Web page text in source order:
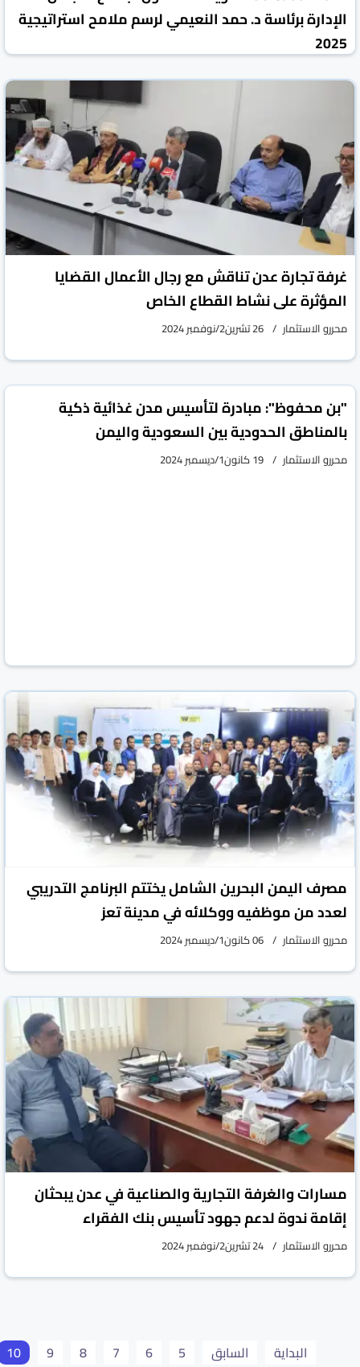
الإدارة برئاسة د. حمد النعيمي لرسم ملامح استراتيجية
2025
غرفة تجارة عدن تناقش مع رجال الأعمال القضايا
المؤثرة على نشاط القطاع الخاص
محررو الاستثمار 26 تشرين2/نوفمبر 2024
"بن محفوظ": مبادرة لتأسيس مدن غذائية ذكية
بالمناطق الحدودية بين السعودية واليمن
محررو الاستثمار 19 كانون1/ديسمبر 2024
مصرف اليمن البحرين الشامل يختتم البرنامج التدريبي
لعدد من موظفيه ووكلائه في مدينة تعز
محررو الاستثمار 06 كانون1/ديسمبر 2024
مسارات والغرفة التجارية والصناعية في عدن يبحثان
إقامة ندوة لدعم جهود تأسيس بنك الفقراء
محررو الاستثمار 24 تشرين2/نوفمبر 2024
البداية السابق 5
6
7
8
9
10